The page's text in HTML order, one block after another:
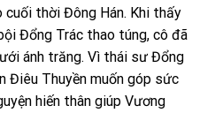
thời Đông Hán. Khi thấy
Đổng Trác thao túng, cô đã
ánh trăng. Vì thái sư Đổng
Điêu Thuyền muốn góp sức
hiến thân giúp Vương